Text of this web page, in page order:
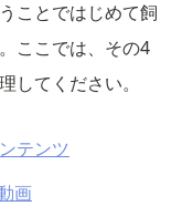
ことではじめて飼
ここでは、その4
してください。
テンツ
画